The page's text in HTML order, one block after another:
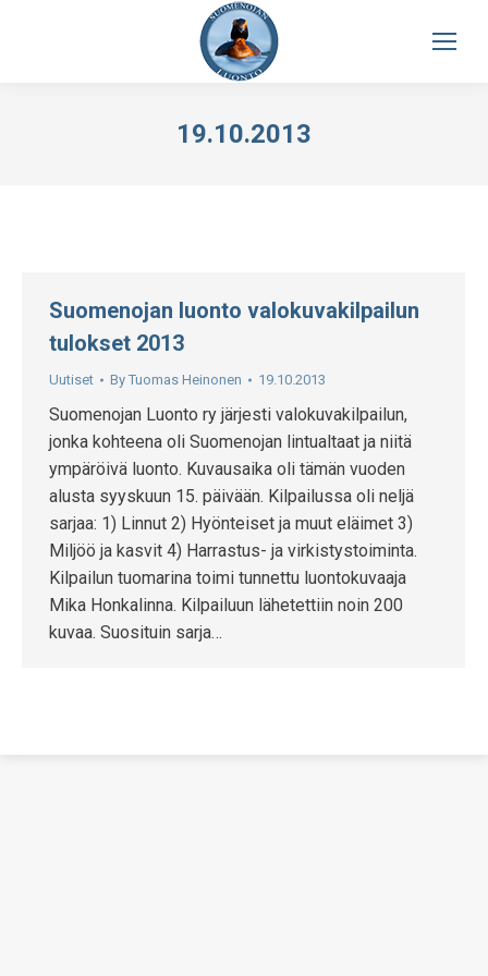
19.10.2013
Suomenojan luonto valokuvakilpailun
tulokset 2013
Uutiset By Tuomas Heinonen 19.10.2013
Suomenojan Luonto ry järjesti valokuvakilpailun,
jonka kohteena oli Suomenojan lintualtaat ja niitä
ympäröivä luonto. Kuvausaika oli tämän vuoden
alusta syyskuun 15. päivään. Kilpailussa oli neljä
sarjaa: 1) Linnut 2) Hyönteiset ja muut eläimet 3)
Miljöö ja kasvit 4) Harrastus- ja virkistystoiminta.
Kilpailun tuomarina toimi tunnettu luontokuvaaja
Mika Honkalinna. Kilpailuun lähetettiin noin 200
kuvaa. Suosituin sarja…